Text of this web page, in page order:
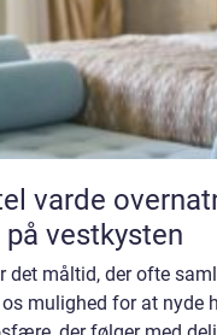
oplevelser og krohygge
vestkysten
det måltid, der ofte
mulighed for at nyde